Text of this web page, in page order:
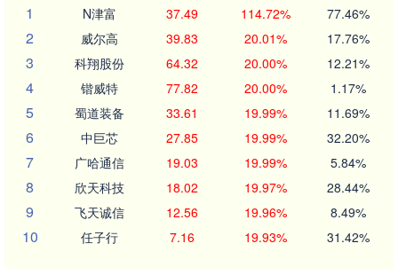
1
N津富 37.49 114.72% 77.46%
2 威尔高 39.83 20.01% 17.76%
3 科翔股份 64.32 20.00% 12.21%
4 锴威特 77.82 20.00% 1.17%
5 蜀道装备 33.61 19.99% 11.69%
6 中巨芯 27.85 19.99% 32.20%
7 广哈通信 19.03 19.99% 5.84%
8 欣天科技 18.02 19.97% 28.44%
9 飞天诚信 12.56 19.96% 8.49%
10 任子行 7.16 19.93% 31.42%